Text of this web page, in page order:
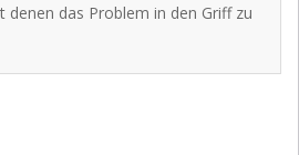
das Problem in den Griff zu